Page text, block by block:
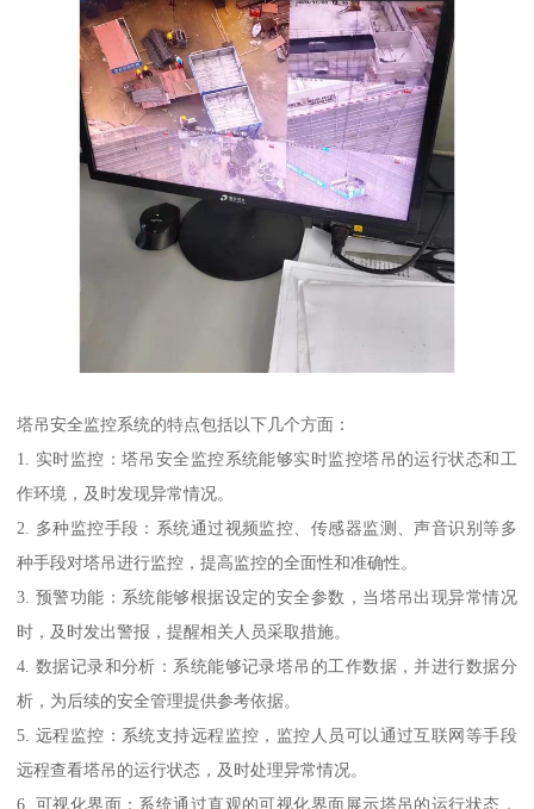
塔吊安全监控系统的特点包括以下几个方面：
1. 实时监控：塔吊安全监控系统能够实时监控塔吊的运行状态和工
作环境，及时发现异常情况。
2. 多种监控手段：系统通过视频监控、传感器监测、声音识别等多
种手段对塔吊进行监控，提高监控的全面性和准确性。
3. 预警功能：系统能够根据设定的安全参数，当塔吊出现异常情况
时，及时发出警报，提醒相关人员采取措施。
4. 数据记录和分析：系统能够记录塔吊的工作数据，并进行数据分
析，为后续的安全管理提供参考依据。
5. 远程监控：系统支持远程监控，监控人员可以通过互联网等手段
远程查看塔吊的运行状态，及时处理异常情况。
6. 可视化界面：系统通过直观的可视化界面展示塔吊的运行状态，